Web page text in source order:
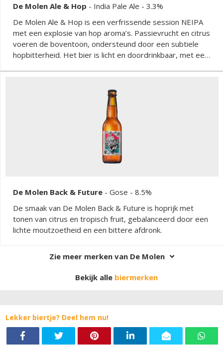
De Molen Ale & Hop - India Pale Ale - 3.3%
De Molen Ale & Hop is een verfrissende session NEIPA
met een explosie van hop aroma’s. Passievrucht en citrus
voeren de boventoon, ondersteund door een subtiele
hopbitterheid. Het bier is licht en doordrinkbaar, met een
De Molen Back & Future - Gose - 8.5%
De smaak van De Molen Back & Future is hoprijk met
tonen van citrus en tropisch fruit, gebalanceerd door een
lichte moutzoetheid en een bittere afdronk.
Zie meer merken van De Molen
Bekijk alle biermerken
Lekker biertje? Deel hem nu!